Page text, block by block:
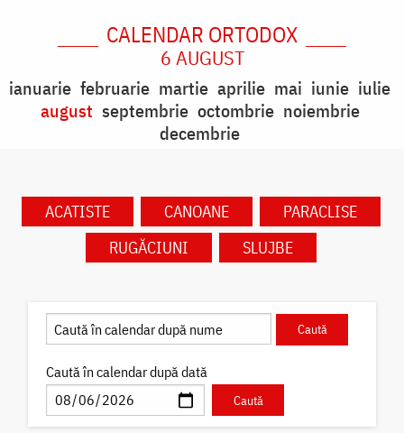
CALENDAR ORTODOX
6 AUGUST
ianuarie februarie martie aprilie mai iunie iulie
august septembrie octombrie noiembrie
decembrie
ACATISTE CANOANE
PARACLISE
RUGĂCIUNI
SLUJBE
Caută în calendar după dată